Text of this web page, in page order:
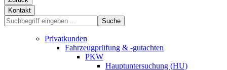
Kontakt
Suche
Privatkunden
Fahrzeugprüfung & -gutachten
PKW
Hauptuntersuchung (HU)